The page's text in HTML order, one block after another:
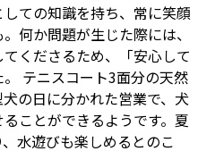
ての知識を持ち、常に笑顔
何か問題が生じた際には、
くださるため、「安心して
テニスコート3面分の天然
の日に分かれた営業で、犬
ことができるようです。夏
水遊びも楽しめるとのこ